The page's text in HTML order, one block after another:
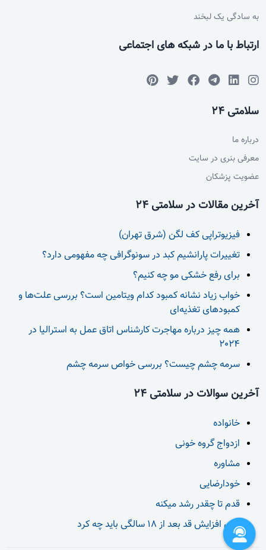
به سادگی یک لبخند
ارتباط با ما در شبکه های اجتماعی
سلامتی 24
درباره ما
معرفی بنری در سایت
عضویت پزشکان
آخرین مقالات در سلامتی 24
فیزیوتراپی کف لگن (شرق تهران)
تغییرات پارانشیم کبد در سونوگرافی چه مفهومی دارد؟
برای رفع خشکی مو چه کنیم؟
خواب زیاد نشانه کمبود کدام ویتامین است؟ بررسی علت‌ها و
کمبودهای تغذیه‌ای
همه چیز درباره مهاجرت کارشناس اتاق عمل به استرالیا در
2024
سرمه چشم چیست؟ بررسی خواص سرمه چشم
آخرین سوالات در سلامتی 24
خانواده
ازدواج گروه خونی
مشاوره
خودارضایی
قدم تا چقدر رشد میکنه
برای افزایش قد بعد از 18 سالگی باید چه کرد